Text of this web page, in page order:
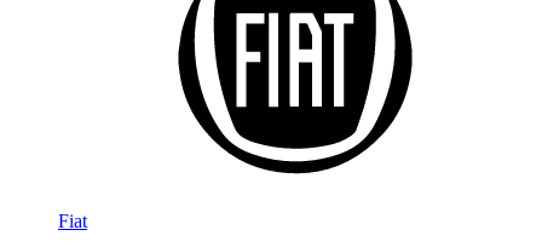
Fiat